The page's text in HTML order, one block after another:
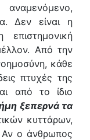
Δεν είναι η
Από την
κάθε
πτυχές της
από το ίδιο
ξεπερνά τα
κυττάρων,
Αν ο άνθρωπος